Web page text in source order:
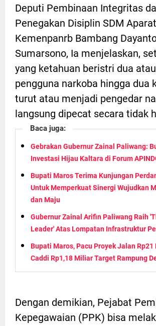
Deputi Pembinaan Integritas
Penegakan Disiplin SDM
Kemenpanrb Bambang
Sumarsono, Ia menjelaskan,
yang ketahuan beristri dua
pengguna narkoba hingga dua
turut atau menjadi pengedar
langsung dipecat secara tidak
Baca juga:
Gebrakan Gubernur Zainal Paliwang:
Investasi Hijau Kaltara di Forum
Bupati Maros Terima Kunjungan
Untuk Memperkuat Sinergi Wujudkan
dan Maju
Gubernur Zainal Arifin Paliwang Raih
Leader' Atas Lompatan Infrastruktur
Bupati Maros, Pacu Proyek Jalan Rp21
Caddi Rp1,18 Miliar Target Rampung
Dengan demikian, Pejabat
Kepegawaian (PPK) bisa